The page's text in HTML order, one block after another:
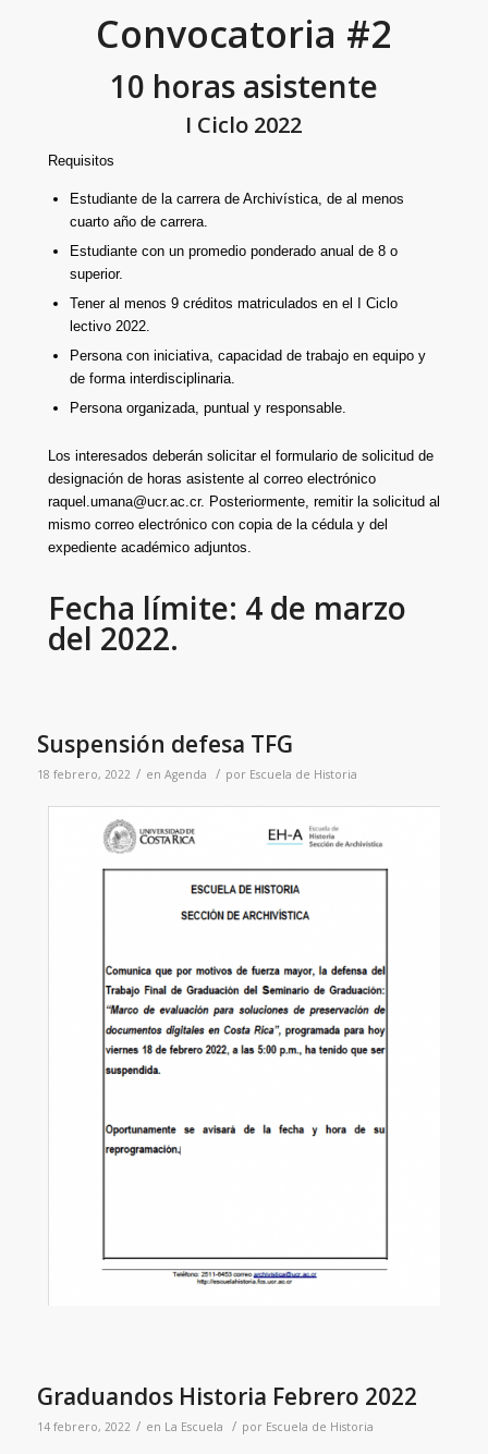
Convocatoria #2
10 horas asistente
I Ciclo 2022
Requisitos
Estudiante de la carrera de Archivística, de al menos
cuarto año de carrera.
Estudiante con un promedio ponderado anual de 8 o
superior.
Tener al menos 9 créditos matriculados en el I Ciclo
lectivo 2022.
Persona con iniciativa, capacidad de trabajo en equipo y
de forma interdisciplinaria.
Persona organizada, puntual y responsable.
Los interesados deberán solicitar el formulario de solicitud de
designación de horas asistente al correo electrónico
raquel.umana@ucr.ac.cr. Posteriormente, remitir la solicitud al
mismo correo electrónico con copia de la cédula y del
expediente académico adjuntos.
Fecha límite: 4 de marzo
del 2022.
Suspensión defesa TFG
18 febrero, 2022 / en Agenda / por Escuela de Historia
Graduandos Historia Febrero 2022
14 febrero, 2022 / en La Escuela / por Escuela de Historia